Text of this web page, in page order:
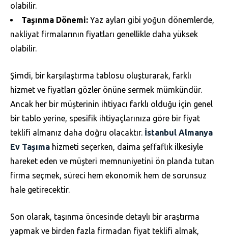
olabilir.
Taşınma Dönemi: Yaz ayları gibi yoğun dönemlerde,
nakliyat firmalarının fiyatları genellikle daha yüksek
olabilir.
Şimdi, bir karşılaştırma tablosu oluşturarak, farklı
hizmet ve fiyatları gözler önüne sermek mümkündür.
Ancak her bir müşterinin ihtiyacı farklı olduğu için genel
bir tablo yerine, spesifik ihtiyaçlarınıza göre bir fiyat
teklifi almanız daha doğru olacaktır. İstanbul Almanya
Ev Taşıma hizmeti seçerken, daima şeffaflık ilkesiyle
hareket eden ve müşteri memnuniyetini ön planda tutan
firma seçmek, süreci hem ekonomik hem de sorunsuz
hale getirecektir.
Son olarak, taşınma öncesinde detaylı bir araştırma
yapmak ve birden fazla firmadan fiyat teklifi almak,